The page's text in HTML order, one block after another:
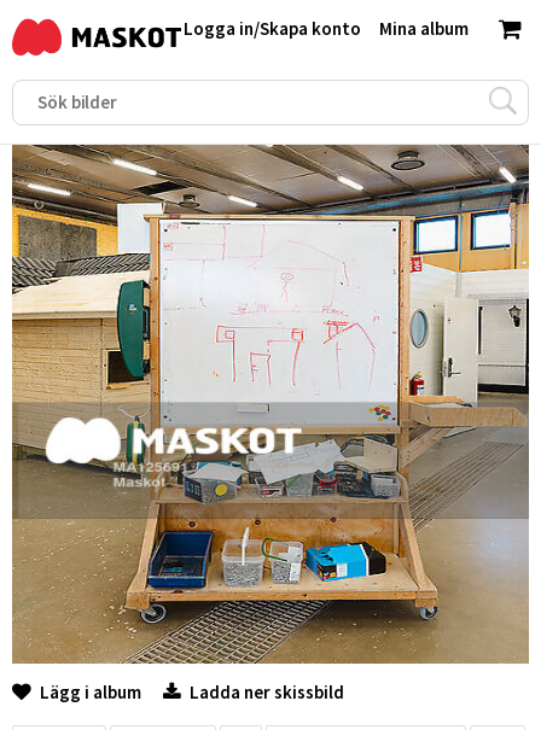
Mina album
Logga in/Skapa konto
Lägg i album Ladda ner skissbild